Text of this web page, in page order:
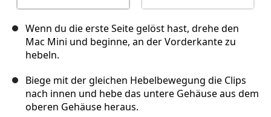
Wenn du die erste Seite gelöst hast, drehe den
Mac Mini und beginne, an der Vorderkante zu
hebeln.
Biege mit der gleichen Hebelbewegung die Clips
nach innen und hebe das untere Gehäuse aus dem
oberen Gehäuse heraus.